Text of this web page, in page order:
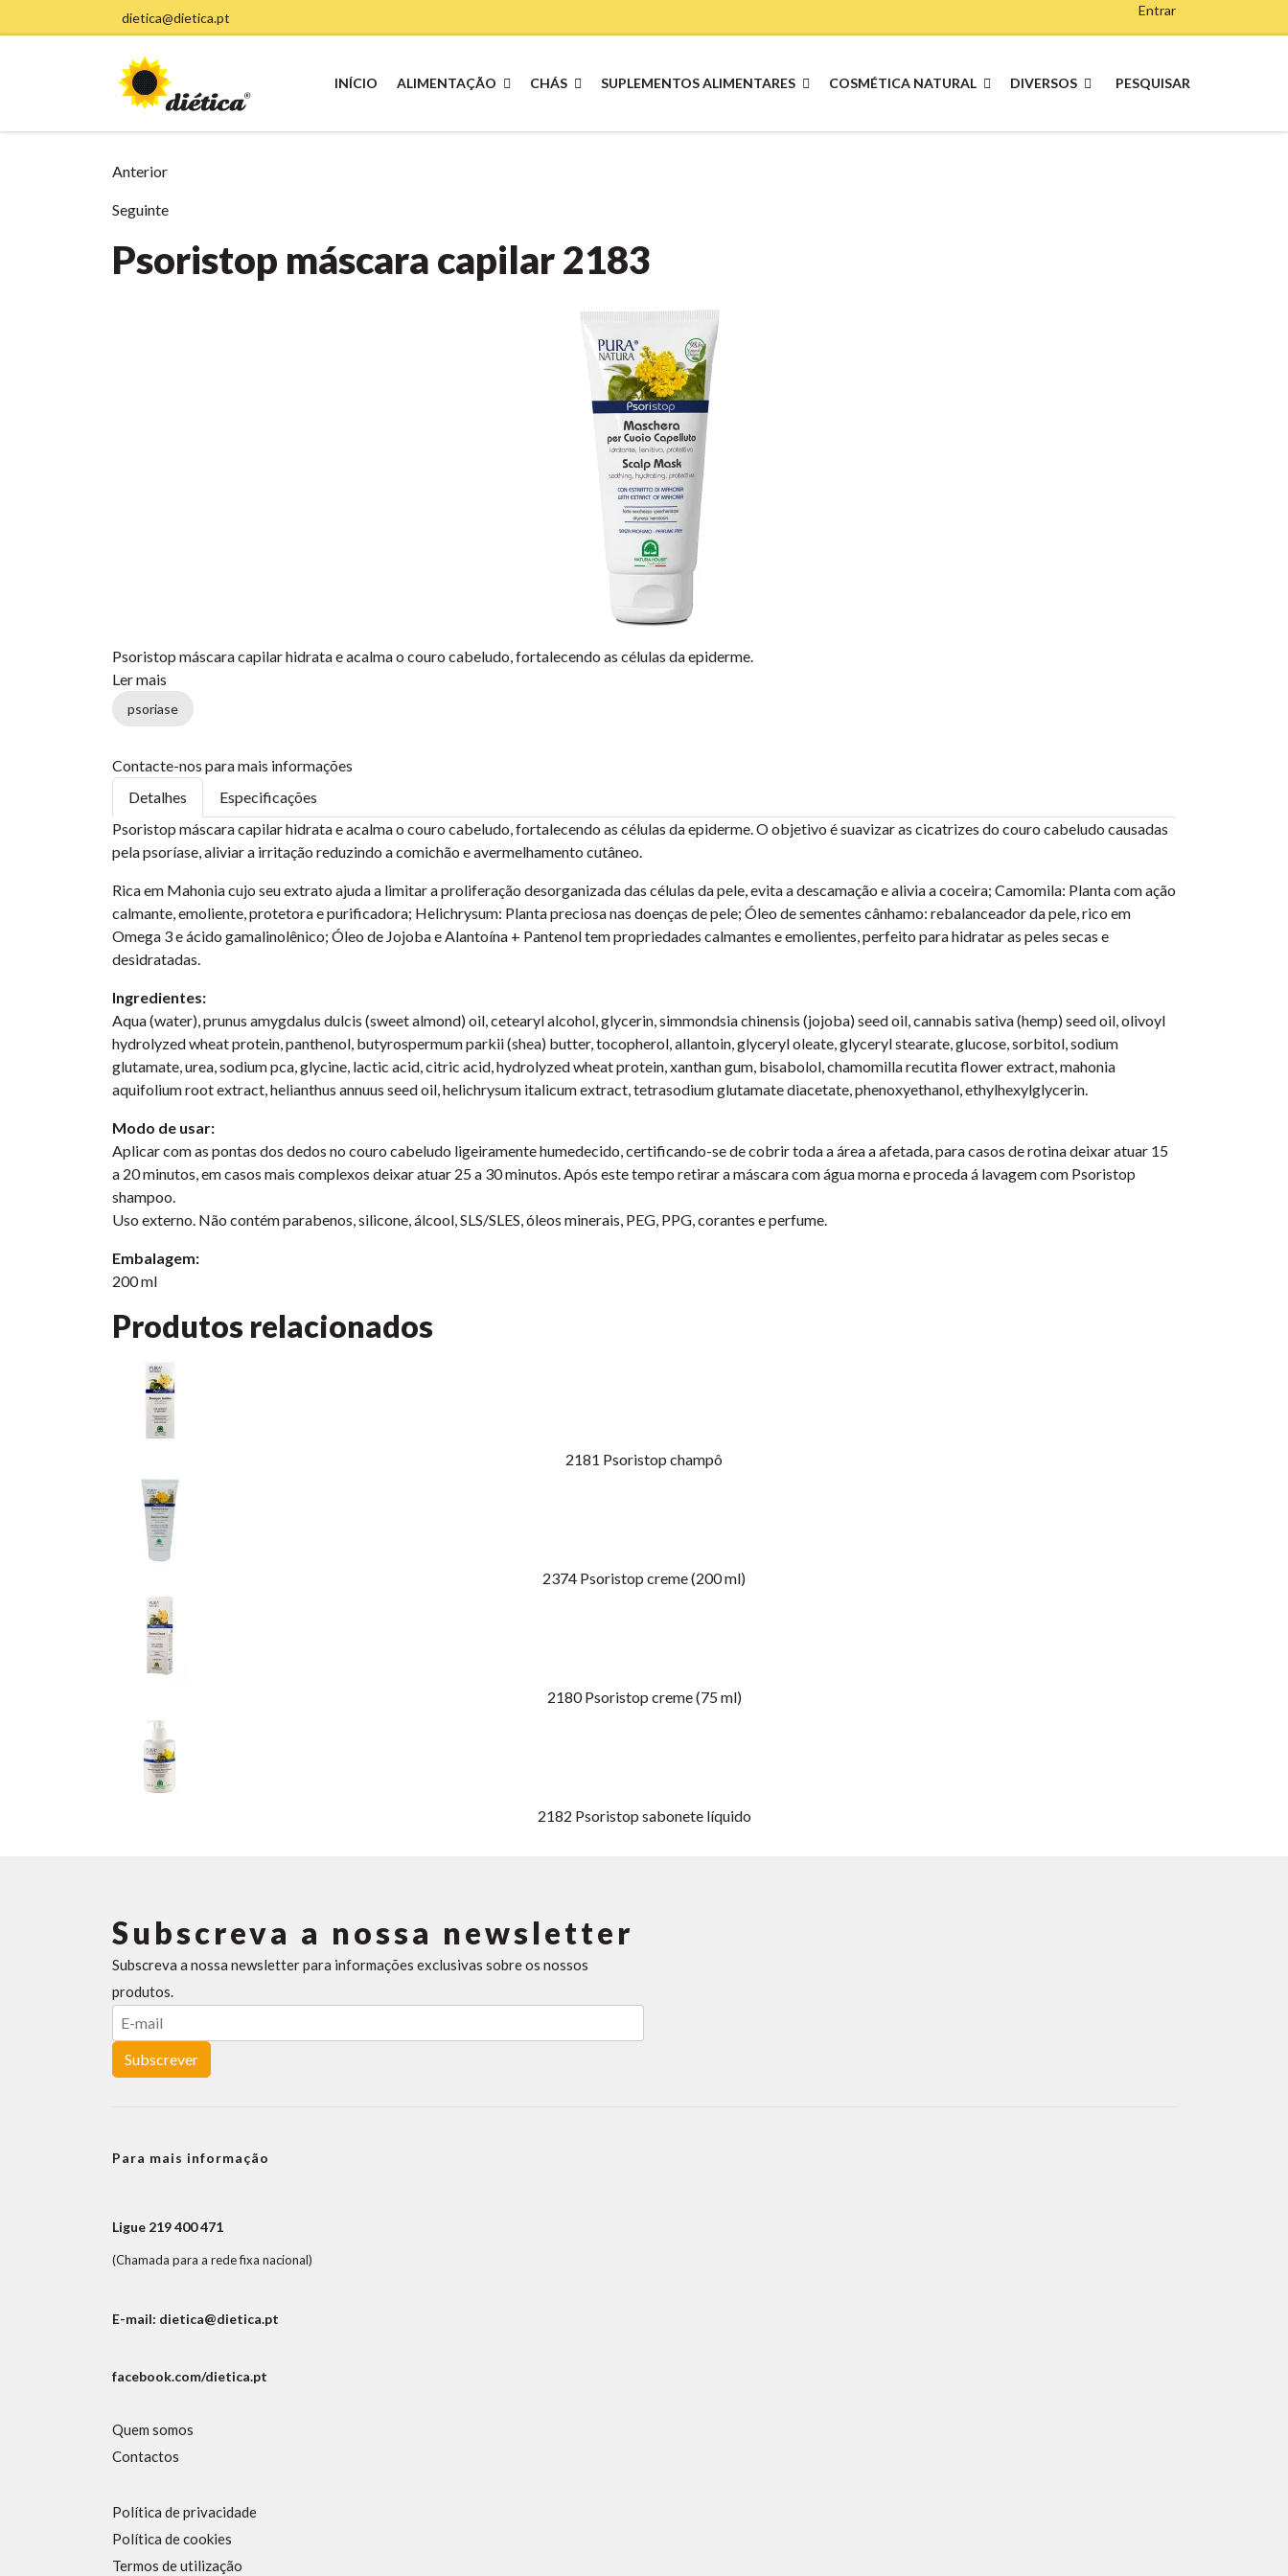
dietica@dietica.pt Entrar
INÍCIO ALIMENTAÇÃO CHÁS SUPLEMENTOS ALIMENTARES COSMÉTICA NATURAL DIVERSOS PESQUISAR
Anterior
Seguinte
Psoristop máscara capilar2183
Psoristop máscara capilar hidrata e acalma o couro cabeludo, fortalecendo as células da epiderme.
Ler mais
psoriase
Contacte-nos para mais informações
Detalhes
Especificações
Psoristop máscara capilar hidrata e acalma o couro cabeludo, fortalecendo as células da epiderme. O objetivo é suavizar as cicatrizes do couro cabeludo causadas
pela psoríase, aliviar a irritação reduzindo a comichão e avermelhamento cutâneo.
Rica em Mahonia cujo seu extrato ajuda a limitar a proliferação desorganizada das células da pele, evita a descamação e alivia a coceira; Camomila: Planta com ação
calmante, emoliente, protetora e purificadora; Helichrysum: Planta preciosa nas doenças de pele; Óleo de sementes cânhamo: rebalanceador da pele, rico em
Omega 3 e ácido gamalinolênico; Óleo de Jojoba e Alantoína + Pantenol tem propriedades calmantes e emolientes, perfeito para hidratar as peles secas e
desidratadas.
Ingredientes:
Aqua (water), prunus amygdalus dulcis (sweet almond) oil, cetearyl alcohol, glycerin, simmondsia chinensis (jojoba) seed oil, cannabis sativa (hemp) seed oil, olivoyl
hydrolyzed wheat protein, panthenol, butyrospermum parkii (shea) butter, tocopherol, allantoin, glyceryl oleate, glyceryl stearate, glucose, sorbitol, sodium
glutamate, urea, sodium pca, glycine, lactic acid, citric acid, hydrolyzed wheat protein, xanthan gum, bisabolol, chamomilla recutita flower extract, mahonia
aquifolium root extract, helianthus annuus seed oil, helichrysum italicum extract, tetrasodium glutamate diacetate, phenoxyethanol, ethylhexylglycerin.
Modo de usar:
Aplicar com as pontas dos dedos no couro cabeludo ligeiramente humedecido, certificando-se de cobrir toda a área a afetada, para casos de rotina deixar atuar 15
a 20 minutos, em casos mais complexos deixar atuar 25 a 30 minutos. Após este tempo retirar a máscara com água morna e proceda á lavagem com Psoristop
shampoo.
Uso externo. Não contém parabenos, silicone, álcool, SLS/SLES, óleos minerais, PEG, PPG, corantes e perfume.
Embalagem:
200 ml
Produtos relacionados
2181 Psoristop champô
2374 Psoristop creme (200 ml)
2180Psoristop creme (75 ml)
2182 Psoristop sabonete líquido
Subscreva a nossa newsletter
Subscreva a nossa newsletter para informações exclusivas sobre os nossos
produtos.
Subscrever
Para mais informação
Ligue 219 400 471
(Chamada para a rede fixa nacional)
E-mail: dietica@dietica.pt
facebook.com/dietica.pt
Quem somos
Contactos
Política de privacidade
Política de cookies
Termos de utilização